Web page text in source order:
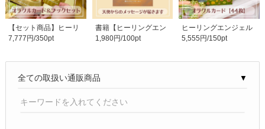
【セット商品】ヒーリ
ングエンジェルオラ..
7,777円/350pt
書籍【ヒーリングエン
ジェルオラクルブッ..
1,980円/100pt
ヒーリングエンジェル
オラクルカード《監..
5,555円/150pt
▼